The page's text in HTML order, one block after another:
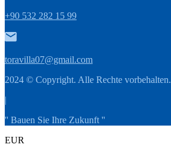
+90 532 282 15 99
toravilla07@gmail.com
2024 © Copyright. Alle Rechte vorbehalten.
|
'' Bauen Sie Ihre Zukunft ''
EUR